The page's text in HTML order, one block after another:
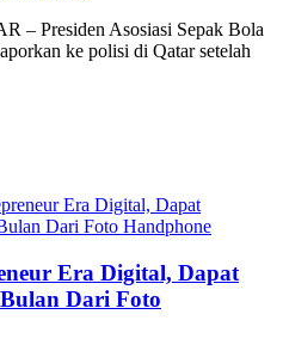
– Presiden Asosiasi Sepak Bola
ke polisi di Qatar setelah
Era Digital, Dapat
Dari Foto